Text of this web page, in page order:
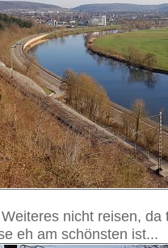
nicht reisen, da
eh am schönsten ist...